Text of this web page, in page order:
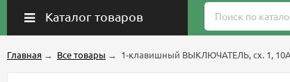
Каталог товаров
Главная → Все товары → 1-клавишный ВЫКЛЮЧАТЕЛЬ, сх. 1,